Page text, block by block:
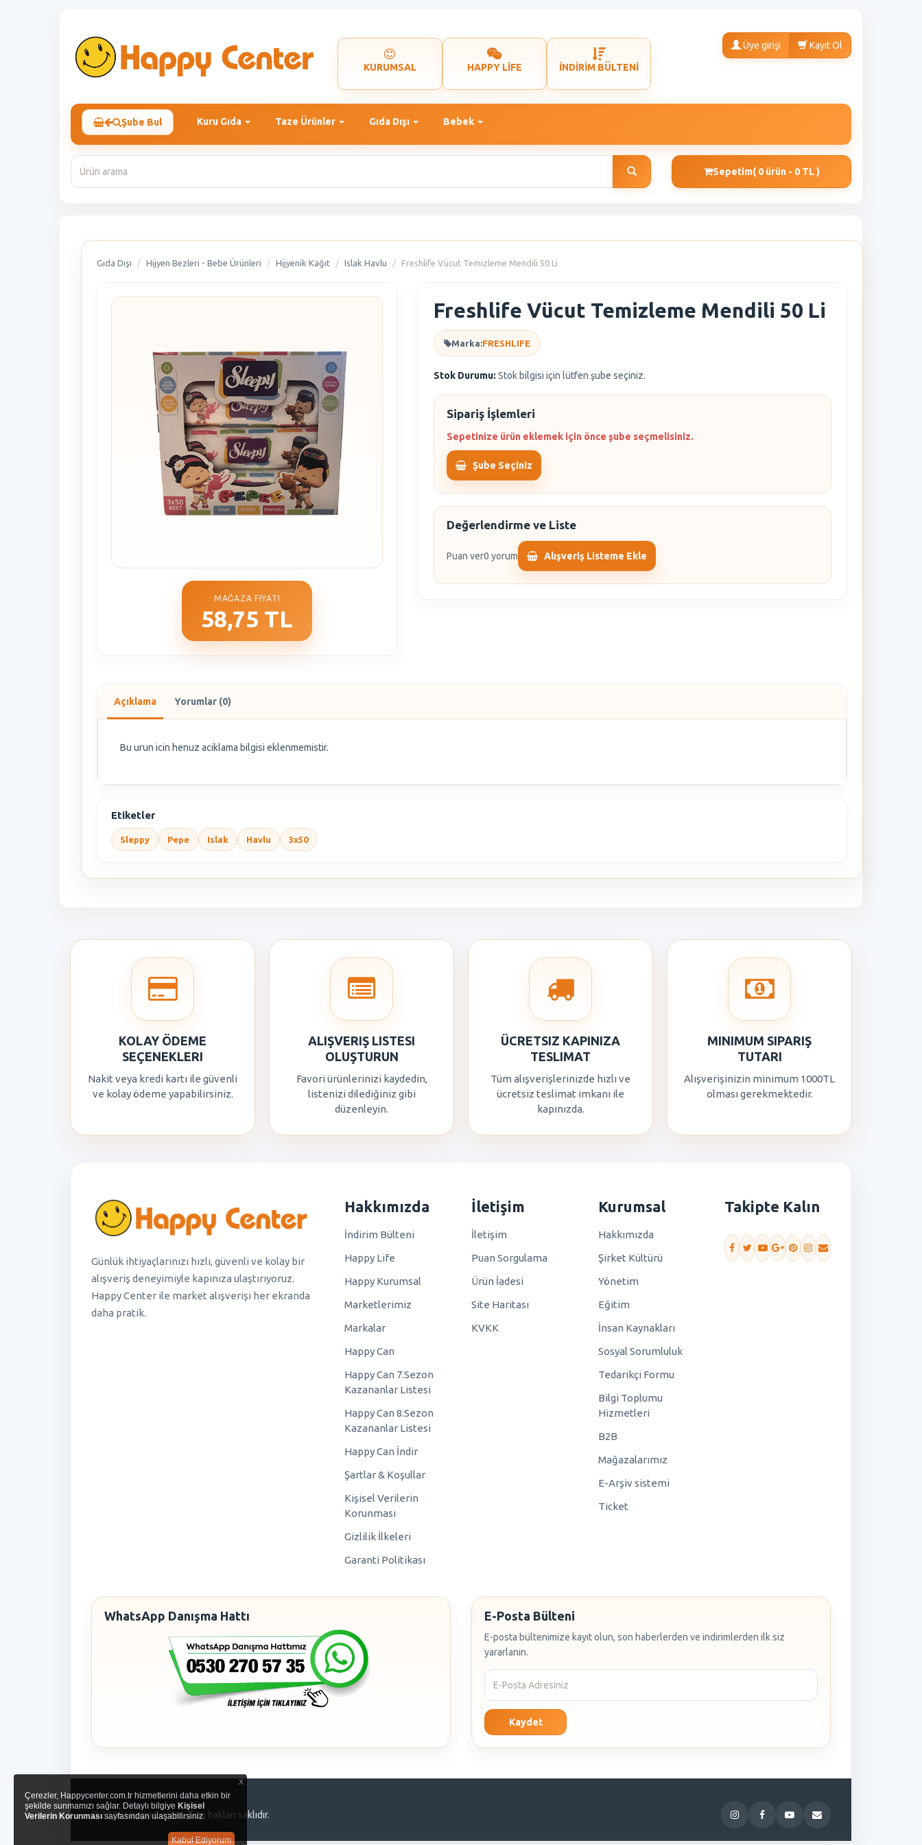
KURUMSAL HAPPY LİFE İNDİRİM BÜLTENİ
Üye girişi Kayıt Ol
Şube Bul Kuru Gıda Taze Ürünler Gıda Dışı Bebek
Sepetim( 0 ürün - 0 TL )
Gıda Dışı Hijyen Bezleri - Bebe Ürünleri Hijyenik Kağıt Islak Havlu Freshlife Vücut Temizleme Mendili 50 Li
MAĞAZA FIYATI
58,75 TL
Freshlife Vücut Temizleme Mendili 50 Li
Marka:FRESHLIFE
Stok Durumu: Stok bilgisi için lütfen şube seçiniz.
Sipariş İşlemleri
Sepetinize ürün eklemek için önce şube seçmelisiniz.
Şube Seçiniz
Değerlendirme ve Liste
Puan ver0 yorum Alışveriş Listeme Ekle
Açıklama Yorumlar (0)
Bu urun icin henuz aciklama bilgisi eklenmemistir.
Etiketler
Sleppy Pepe Islak Havlu 3x50
KOLAY ÖDEME
SEÇENEKLERI
Nakit veya kredi kartı ile güvenli
ve kolay ödeme yapabilirsiniz.
ALIŞVERIŞ LISTESI
OLUŞTURUN
Favori ürünlerinizi kaydedin,
listenizi dilediğiniz gibi
düzenleyin.
ÜCRETSIZ KAPINIZA
TESLIMAT
Tüm alışverişlerinizde hızlı ve
ücretsiz teslimat imkanı ile
kapınızda.
MINIMUM SIPARIŞ
TUTARI
Alışverişinizin minimum 1000TL
olması gerekmektedir.
Günlük ihtiyaçlarınızı hızlı, güvenli ve kolay bir
alışveriş deneyimiyle kapınıza ulaştırıyoruz.
Happy Center ile market alışverişi her ekranda
daha pratik.
Hakkımızda
İndirim Bülteni
Happy Life
Happy Kurumsal
Marketlerimiz
Markalar
Happy Can
Happy Can 7.Sezon
Kazananlar Listesi
Happy Can 8.Sezon
Kazananlar Listesi
Happy Can İndir
Şartlar & Koşullar
Kişisel Verilerin
Korunması
Gizlilik İlkeleri
Garanti Politikası
İletişim
İletişim
Puan Sorgulama
Ürün İadesi
Site Haritası
KVKK
Kurumsal
Hakkımızda
Şirket Kültürü
Yönetim
Eğitim
İnsan Kaynakları
Sosyal Sorumluluk
Tedarikçi Formu
Bilgi Toplumu
Hizmetleri
B2B
Mağazalarımız
E-Arşiv sistemi
Ticket
Takipte Kalın
WhatsApp Danışma Hattı E-Posta Bülteni
E-posta bültenimize kayıt olun, son haberlerden ve indirimlerden ilk siz
yararlanın.
Kaydet
© 2026 Happy Center. Tüm hakları saklıdır.
x
Çerezler, Happycenter.com.tr hizmetlerini daha etkin bir
şekilde sunmamızı sağlar. Detaylı bilgiye Kişisel
Verilerin Korunmasısayfasından ulaşabilirsiniz.
Kabul Ediyorum